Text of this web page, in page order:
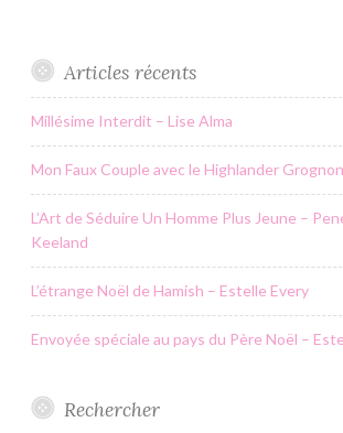
Articles récents
Millésime Interdit – Lise Alma
Mon Faux Couple avec le Highlander
L’Art de Séduire Un Homme Plus Jeune –
Keeland
L’étrange Noël de Hamish – Estelle Every
Envoyée spéciale au pays du Père Noël –
Rechercher